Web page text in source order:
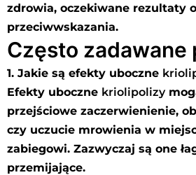
zdrowia, oczekiwane rezultaty
przeciwwskazania.
Często zadawane
1. Jakie są efekty uboczne
Efekty uboczne kriolipolizy
przejściowe zaczerwienienie,
czy uczucie mrowienia w
zabiegowi. Zazwyczaj są one
przemijające.